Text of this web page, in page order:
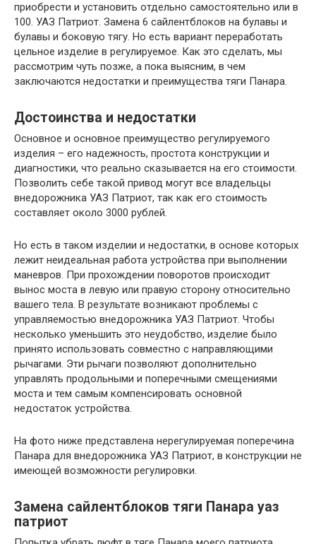
приобрести и установить отдельно самостоятельно или в
100. УАЗ Патриот. Замена 6 сайлентблоков на булавы и
булавы и боковую тягу. Но есть вариант переработать
цельное изделие в регулируемое. Как это сделать, мы
рассмотрим чуть позже, а пока выясним, в чем
заключаются недостатки и преимущества тяги Панара.
Достоинства и недостатки
Основное и основное преимущество регулируемого
изделия – его надежность, простота конструкции и
диагностики, что реально сказывается на его стоимости.
Позволить себе такой привод могут все владельцы
внедорожника УАЗ Патриот, так как его стоимость
составляет около 3000 рублей.
Но есть в таком изделии и недостатки, в основе которых
лежит неидеальная работа устройства при выполнении
маневров. При прохождении поворотов происходит
вынос моста в левую или правую сторону относительно
вашего тела. В результате возникают проблемы с
управляемостью внедорожника УАЗ Патриот. Чтобы
несколько уменьшить это неудобство, изделие было
принято использовать совместно с направляющими
рычагами. Эти рычаги позволяют дополнительно
управлять продольными и поперечными смещениями
моста и тем самым компенсировать основной
недостаток устройства.
На фото ниже представлена ​​нерегулируемая поперечина
Панара для внедорожника УАЗ Патриот, в конструкции не
имеющей возможности регулировки.
Замена сайлентблоков тяги Панара уаз
патриот